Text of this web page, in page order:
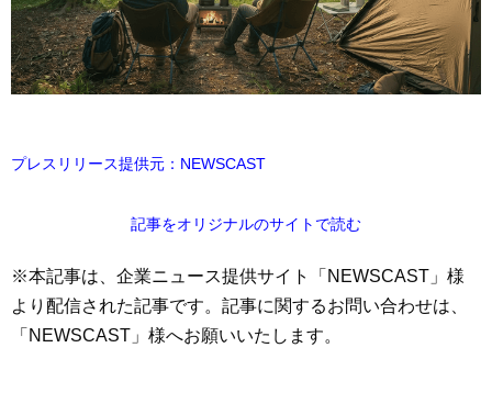
プレスリリース提供元：NEWSCAST
記事をオリジナルのサイトで読む
※本記事は、企業ニュース提供サイト「NEWSCAST」様
より配信された記事です。記事に関するお問い合わせは、
「NEWSCAST」様へお願いいたします。